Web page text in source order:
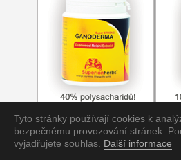
Tyto stránky používají cookies k
bezpečnému provozování stránek.
vyjadřujete souhlas. Další informace